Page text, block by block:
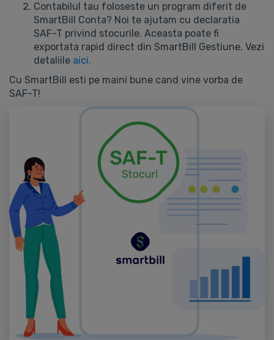
Contabilul tau foloseste un program diferit de
SmartBill Conta? Noi te ajutam cu declaratia
SAF-T privind stocurile. Aceasta poate fi
exportata rapid direct din SmartBill Gestiune. Vezi
detaliile aici.
Cu SmartBill esti pe maini bune cand vine vorba de
SAF-T!